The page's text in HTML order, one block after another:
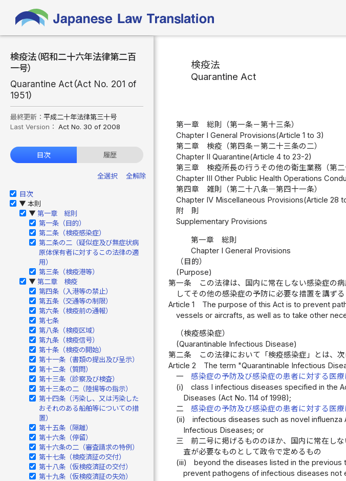
検疫法（昭和二十六年法律第二百
一号）
Quarantine Act（Act No. 201 of
1951）
最終更新： 平成二十年法律第三十号
Last Version： Act No. 30 of 2008
目次 履歴
全選択 全解除
目次
▶ 本則
▶ 第一章 総則
第一条（目的）
第二条（検疫感染症）
第二条の二（疑似症及び無症状病
原体保有者に対するこの法律の適
用）
第三条（検疫港等）
▶ 第二章 検疫
第四条（入港等の禁止）
第五条（交通等の制限）
第六条（検疫前の通報）
第七条
第八条（検疫区域）
第九条（検疫信号）
第十条（検疫の開始）
第十一条（書類の提出及び呈示）
第十二条（質問）
第十三条（診察及び検査）
第十三条の二（陸揚等の指示）
第十四条（汚染し、又は汚染した
おそれのある船舶等についての措
置）
第十五条（隔離）
第十六条（停留）
第十六条の二（審査請求の特例）
第十七条（検疫済証の交付）
第十八条（仮検疫済証の交付）
第十九条（仮検疫済証の失効）
検疫法
Quarantine Act
第一章 総則（第一条－第十三条）
Chapter I General Provisions(Article 1 to 3)
第二章 検疫（第四条－第二十三条の二）
Chapter II Quarantine(Article 4 to 23-2)
第三章 検疫所長の行うその他の衛生業務（第二
Chapter III Other Public Health Operations
第四章 雑則（第二十八条―第四十一条）
Chapter IV Miscellaneous Provisions(Article 28
附 則
Supplementary Provisions
第一章 総則
Chapter I General Provisions
（目的）
(Purpose)
第一条
この法律は、国内に常在しない感染症の
してその他の感染症の予防に必要な措置を講ずる
Article 1
The purpose of this Act is to prevent
vessels or aircrafts, as well as to take other
（検疫感染症）
(Quarantinable Infectious Disease)
第二条
この法律において「検疫感染症」とは、次
Article 2
The term "Quarantinable Infectious
一
感染症の予防及び感染症の患者に対する医
(i)
class I infectious diseases specified in the
Diseases (Act No. 114 of 1998);
二
感染症の予防及び感染症の患者に対する医
(ii)
infectious diseases such as novel
Infectious Diseases; or
三
前二号に掲げるもののほか、国内に常在し
査が必要なものとして政令で定めるもの
(iii)
beyond the diseases listed in the
prevent pathogens of infectious diseases not